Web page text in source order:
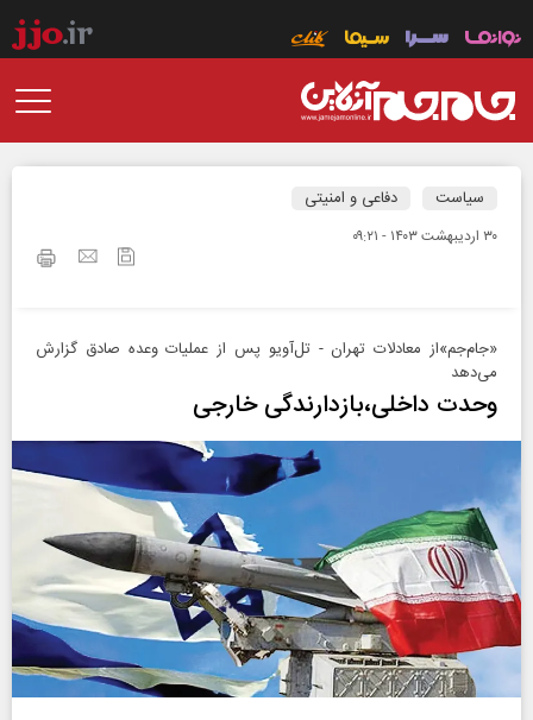
سیاست دفاعی و امنیتی
۳۰ ارديبهشت ۱۴۰۳ - ۰۹:۲۱
«جام‌جم»از معادلات تهران - تل‌آویو پس از عملیات وعده صادق گزارش
می‌دهد
وحدت داخلی،بازدارندگی خارجی